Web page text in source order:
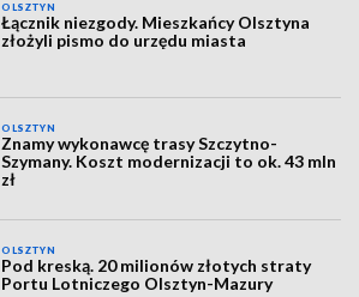
OLSZTYN
Łącznik niezgody. Mieszkańcy Olsztyna
złożyli pismo do urzędu miasta
OLSZTYN
Znamy wykonawcę trasy Szczytno-
Szymany. Koszt modernizacji to ok. 43 mln
zł
OLSZTYN
Pod kreską. 20 milionów złotych straty
Portu Lotniczego Olsztyn-Mazury